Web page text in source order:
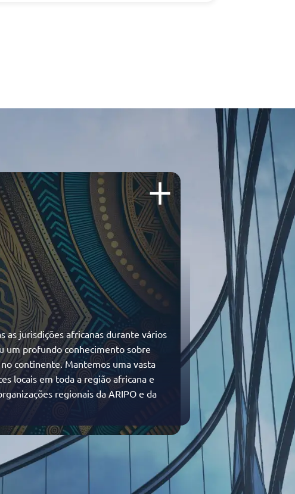
as jurisdições africanas durante vários
um profundo conhecimento sobre
continente. Mantemos uma vasta
locais em toda a região africana e
regionais da ARIPO e da